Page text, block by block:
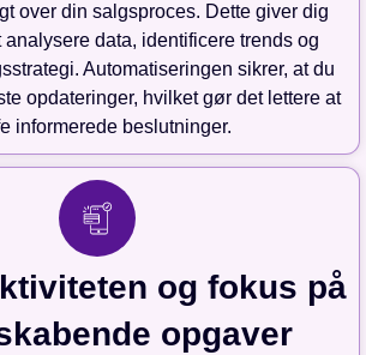
over din salgsproces. Dette giver dig
analysere data, identificere trends og
Automatiseringen sikrer, at du
opdateringer, hvilket gør det lettere at
informerede beslutninger.
og fokus på
opgaver